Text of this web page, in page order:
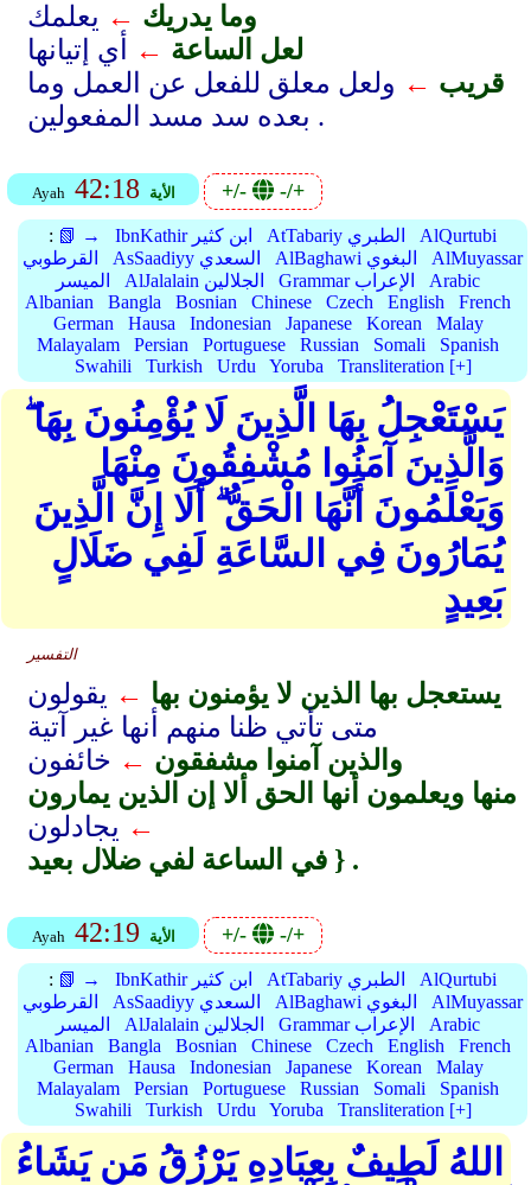
وما يدريك ← يعلمك
لعل الساعة ←
أي إتيانها
قريب ← ولعل معلق للفعل عن العمل وما
بعده سد مسد المفعولين .
Ayah 42:18 الأية +/- -/+
: 📗 → IbnKathir ابن كثير AtTabariy الطبري
AlQurtubi
القرطوبي
AsSaadiyy السعدي AlBaghawi البغوي
AlMuyassar
الميسر
AlJalalain الجلالين Grammar الإعراب
Arabic
Albanian
Bangla Bosnian Chinese Czech English
French
German
Hausa Indonesian Japanese Korean
Malay
Malayalam
Persian Portuguese Russian Somali
Spanish
Swahili
Turkish Urdu Yoruba Transliteration [+]
يَسْتَعْجِلُ بِهَا الَّذِينَ لَا يُؤْمِنُونَ بِهَا ۖ
وَالَّذِينَ آمَنُوا مُشْفِقُونَ مِنْهَا
وَيَعْلَمُونَ أَنَّهَا الْحَقُّ ۗ أَلَا إِنَّ الَّذِينَ
يُمَارُونَ فِي السَّاعَةِ لَفِي ضَلَالٍ
بَعِيدٍ
التفسير
يستعجل بها الذين لا يؤمنون بها ← يقولون
متى تأتي ظنا منهم أنها غير آتية
والذين آمنوا مشفقون ← خائفون
منها ويعلمون أنها الحق ألا إن الذين يمارون
← يجادلون
في الساعة لفي ضلال بعيد } .
Ayah 42:19 الأية +/- -/+
: 📗 → IbnKathir ابن كثير AtTabariy الطبري
AlQurtubi
القرطوبي
AsSaadiyy السعدي AlBaghawi البغوي
AlMuyassar
الميسر
AlJalalain الجلالين Grammar الإعراب
Arabic
Albanian
Bangla Bosnian Chinese Czech English
French
German
Hausa Indonesian Japanese Korean
Malay
Malayalam
Persian Portuguese Russian Somali
Spanish
Swahili
Turkish Urdu Yoruba Transliteration [+]
اللهُ لَطِيفٌ بِعِبَادِهِ يَرْزُقُ مَن يَشَاءُ